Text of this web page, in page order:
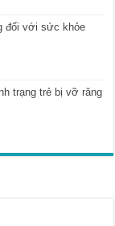
đối với sức khỏe
trạng trẻ bị vỡ răng